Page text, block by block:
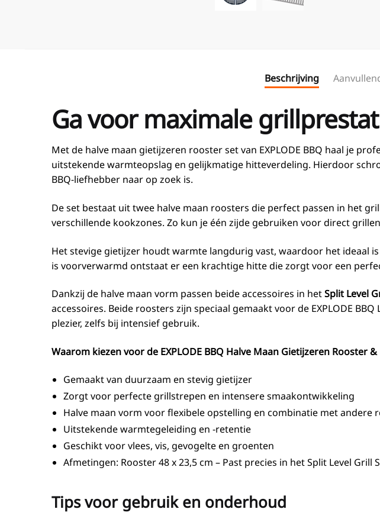
Beschrijving
Ga voor maximale
Met de halve maan gietijzeren rooster set van EXPLODE BBQ haal je
uitstekende warmteopslag en gelijkmatige hitteverdeling. Hierdoor
BBQ-liefhebber naar op zoek is.
De set bestaat uit twee halve maan roosters die perfect passen in het
verschillende kookzones. Zo kun je één zijde gebruiken voor direct
Het stevige gietijzer houdt warmte langdurig vast, waardoor het ideaal
is voorverwarmd ontstaat er een krachtige hitte die zorgt voor een
Dankzij de halve maan vorm passen beide accessoires in hetSplit Level
accessoires. Beide roosters zijn speciaal gemaakt voor de EXPLODE
plezier, zelfs bij intensief gebruik.
Waarom kiezen voor de EXPLODE BBQ Halve Maan Gietijzeren Rooster &
Gemaakt van duurzaam en stevig gietijzer
Zorgt voor perfecte grillstrepen en intensere smaakontwikkeling
Halve maan vorm voor flexibele opstelling en combinatie met andere
Uitstekende warmtegeleiding en -retentie
Geschikt voor vlees, vis, gevogelte en groenten
Afmetingen: Rooster 48 x 23,5 cm – Past precies in het Split Level Grill
Tips voor gebruik en onderhoud